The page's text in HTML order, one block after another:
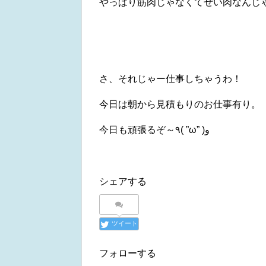
やっぱり筋肉じゃなくてぜい肉なんじ
さ、それじゃー仕事しちゃうわ！
今日は朝から見積もりのお仕事有り。
今日も頑張るぞ～٩( ”ω” )و
シェアする
ツイート
フォローする